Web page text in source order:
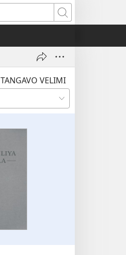
Sandiliya
TANGAVO VELIMI